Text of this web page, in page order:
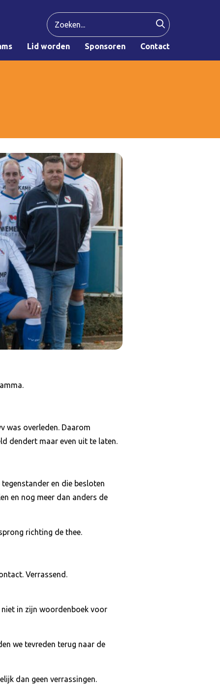
Lid worden Sponsoren Contact
was overleden. Daarom
dendert maar even uit te laten.
tegenstander en die besloten
en nog meer dan anders de
richting de thee.
Verrassend.
in zijn woordenboek voor
we tevreden terug naar de
dan geen verrassingen.